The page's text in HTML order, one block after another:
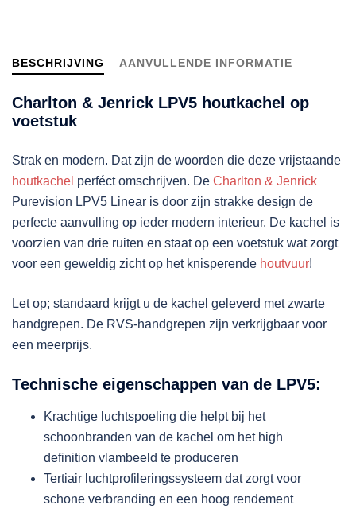
BESCHRIJVING AANVULLENDE INFORMATIE
Charlton & Jenrick LPV5 houtkachel op
voetstuk
Strak en modern. Dat zijn de woorden die deze vrijstaande
houtkachel perféct omschrijven. De Charlton & Jenrick
Purevision LPV5 Linear is door zijn strakke design de
perfecte aanvulling op ieder modern interieur. De kachel is
voorzien van drie ruiten en staat op een voetstuk wat zorgt
voor een geweldig zicht op het knisperende houtvuur!
Let op; standaard krijgt u de kachel geleverd met zwarte
handgrepen. De RVS-handgrepen zijn verkrijgbaar voor
een meerprijs.
Technische eigenschappen van de LPV5:
Krachtige luchtspoeling die helpt bij het
schoonbranden van de kachel om het high
definition vlambeeld te produceren
Tertiair luchtprofileringssysteem dat zorgt voor
schone verbranding en een hoog rendement